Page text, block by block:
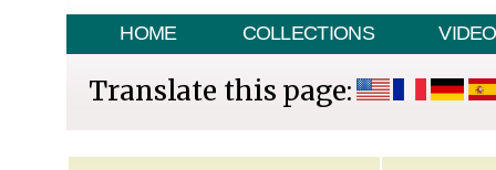
HOME COLLECTIONS VIDEO
Translate this page: